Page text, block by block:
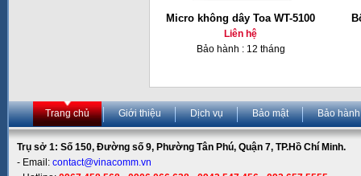
Micro không dây Toa WT-5100
Liên hệ
Bảo hành : 12 tháng
Trang chủ Giới thiệu Dịch vụ Bảo mật Bảo hành
Trụ sở 1: Số 150, Đường số 9, Phường Tân Phú, Quận 7, TP.Hồ Chí Minh.
- Email: contact@vinacomm.vn